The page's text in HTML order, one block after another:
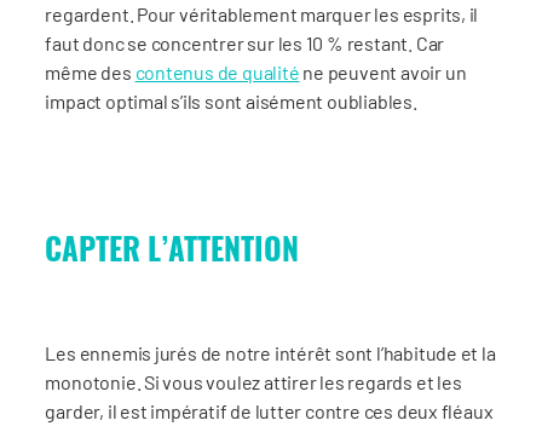
regardent. Pour véritablement marquer les esprits, il
faut donc se concentrer sur les 10 % restant. Car
même des contenus de qualité ne peuvent avoir un
impact optimal s’ils sont aisément oubliables.
CAPTER L’ATTENTION
Les ennemis jurés de notre intérêt sont l’habitude et la
monotonie. Si vous voulez attirer les regards et les
garder, il est impératif de lutter contre ces deux fléaux